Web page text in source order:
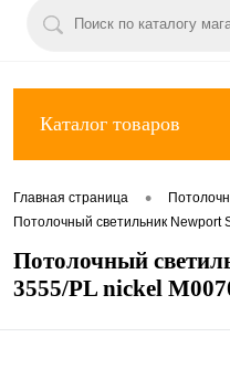
Каталог товаров
Главная страница •
Потолочный светильник
Потолочный
3555/PL nickel